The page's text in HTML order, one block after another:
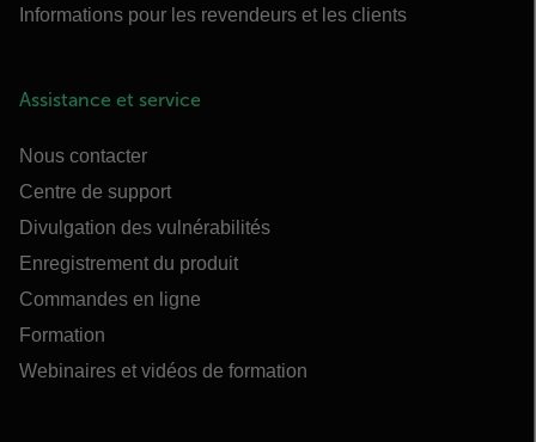
Informations pour les revendeurs et les clients
Assistance et service
Nous contacter
Centre de support
Divulgation des vulnérabilités
Enregistrement du produit
Commandes en ligne
Formation
Webinaires et vidéos de formation